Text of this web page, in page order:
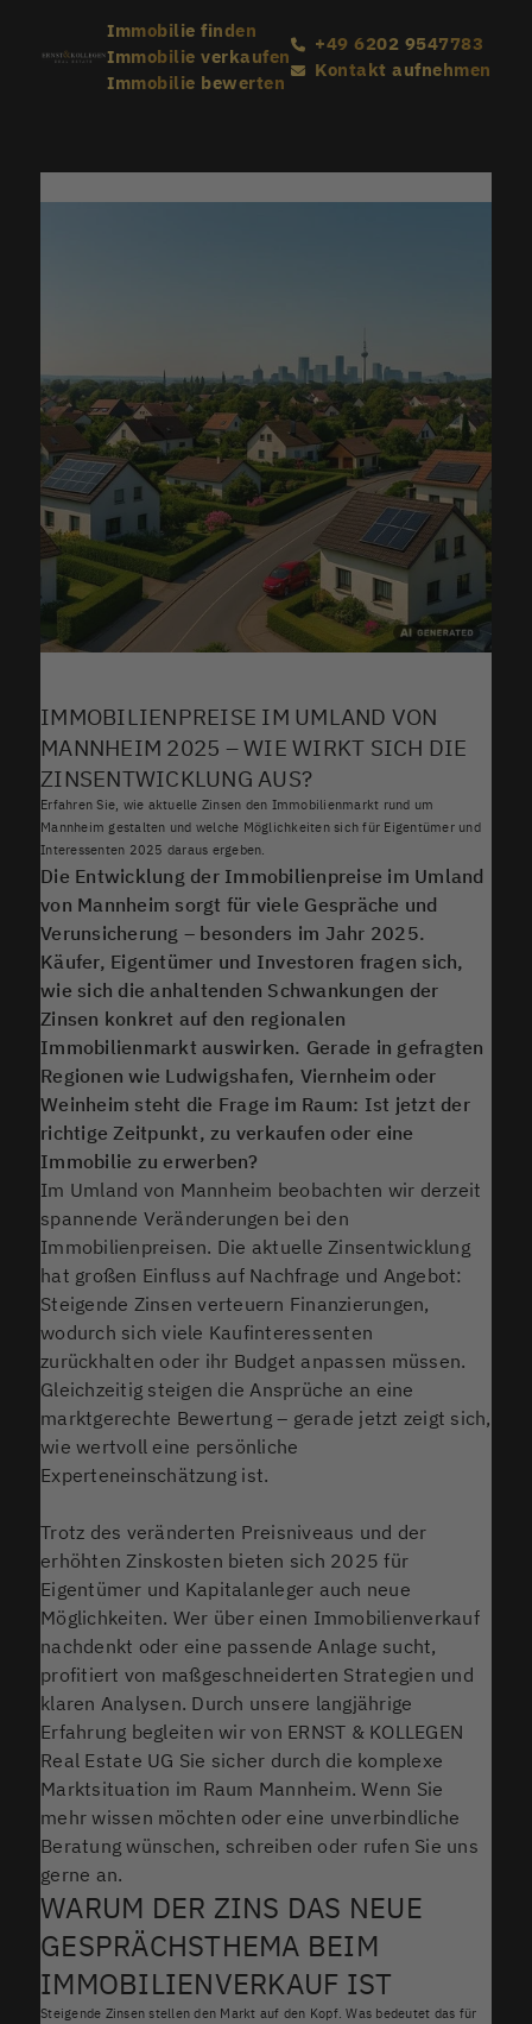
Immobilie finden
Immobilie verkaufen
Immobilie bewerten
+49 6202 9547783
Kontakt aufnehmen
IMMOBILIENPREISE IM UMLAND VON
MANNHEIM 2025 – WIE WIRKT SICH DIE
ZINSENTWICKLUNG AUS?
Erfahren Sie, wie aktuelle Zinsen den Immobilienmarkt rund um
Mannheim gestalten und welche Möglichkeiten sich für Eigentümer und
Interessenten 2025 daraus ergeben.
Die Entwicklung der Immobilienpreise im Umland
von Mannheim sorgt für viele Gespräche und
Verunsicherung – besonders im Jahr 2025.
Käufer, Eigentümer und Investoren fragen sich,
wie sich die anhaltenden Schwankungen der
Zinsen konkret auf den regionalen
Immobilienmarkt auswirken. Gerade in gefragten
Regionen wie Ludwigshafen, Viernheim oder
Weinheim steht die Frage im Raum: Ist jetzt der
richtige Zeitpunkt, zu verkaufen oder eine
Immobilie zu erwerben?
Im Umland von Mannheim beobachten wir derzeit
spannende Veränderungen bei den
Immobilienpreisen. Die aktuelle Zinsentwicklung
hat großen Einfluss auf Nachfrage und Angebot:
Steigende Zinsen verteuern Finanzierungen,
wodurch sich viele Kaufinteressenten
zurückhalten oder ihr Budget anpassen müssen.
Gleichzeitig steigen die Ansprüche an eine
marktgerechte Bewertung – gerade jetzt zeigt sich,
wie wertvoll eine persönliche
Experteneinschätzung ist.
Trotz des veränderten Preisniveaus und der
erhöhten Zinskosten bieten sich 2025 für
Eigentümer und Kapitalanleger auch neue
Möglichkeiten. Wer über einen Immobilienverkauf
nachdenkt oder eine passende Anlage sucht,
profitiert von maßgeschneiderten Strategien und
klaren Analysen. Durch unsere langjährige
Erfahrung begleiten wir von ERNST & KOLLEGEN
Real Estate UG Sie sicher durch die komplexe
Marktsituation im Raum Mannheim. Wenn Sie
mehr wissen möchten oder eine unverbindliche
Beratung wünschen, schreiben oder rufen Sie uns
gerne an.
WARUM DER ZINS DAS NEUE
GESPRÄCHSTHEMA BEIM
IMMOBILIENVERKAUF IST
Steigende Zinsen stellen den Markt auf den Kopf. Was bedeutet das für